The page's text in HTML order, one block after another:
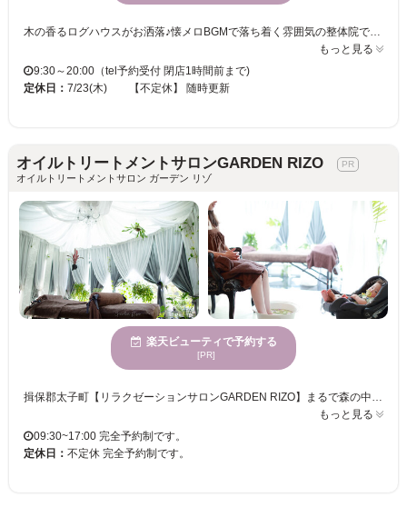
木の香るログハウスがお洒落♪懐メロBGMで落ち着く雰囲気の整体院です☆ お仕事や家事での日頃の疲れをスッキリ取り除き全身をカル～くさせ、あなたの健康をサポート致します！ 特にお悩みの多い肩こり・腰痛などは骨盤を歪める生活習慣が原因です！ 施術と併せて生活習慣も一緒に正していけるよう、普段の生活での事など何でもご相談下さい★ ★【肩甲骨ハクリ】★【骨盤矯正】★ が得意！！ 肩コリ・腰痛などにおススメ！骨盤矯正で体の根本から歪みを改善しませんか？ 体調が変わる産後の骨盤ケアにも効果的◎ 施術だけでなく原因となる生活習慣等を改善するアドバイスも行っております！ 施術後のスッキリ感／軽快感／違いに感動間違いナシ♪ 骨盤矯正ダイエット・小顔矯正などの美容整体もご用意しております！ 美容【小顔矯正】は、１回で結果が実感できます！ 一緒に内側からキレイになりましょう☆ ご来店をお待ちしております
もっと見る
9:30～20:00（tel予約受付 閉店1時間前まで)
定休日： 7/23(木) 【不定休】 随時更新
オイルトリートメントサロンGARDEN RIZO
オイルトリートメントサロン ガーデン リゾ
楽天ビューティで予約する
[PR]
もっと見る
09:30~17:00 完全予約制です。
定休日： 不定休 完全予約制です。